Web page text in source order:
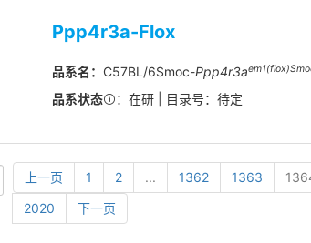
Ppp4r3a-Flox
品系名： C57BL/6Smoc-Ppp4r3a
品系状态 ：在研 | 目录号：待定
上一页 1 2 ... 1362 1363
2020
下一页